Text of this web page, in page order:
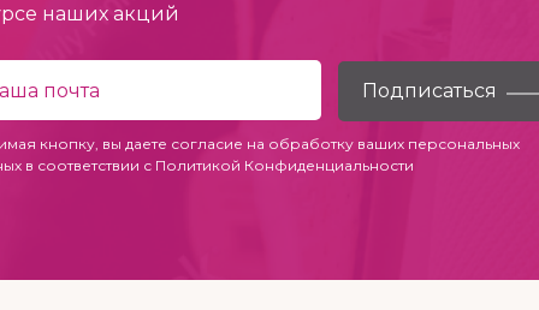
наших акций
кнопку, вы даете согласие на обработку ваших персональных
в соответствии с Политикой Конфиденциальности